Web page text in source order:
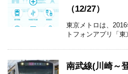
（12/27）
東京メトロは、
トフォンアプリ「
南武線(川崎～